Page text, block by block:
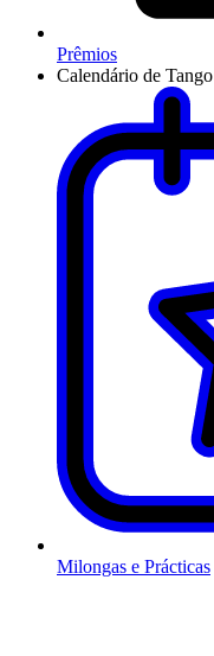
Prêmios
Calendário de Tango
Milongas e Prácticas